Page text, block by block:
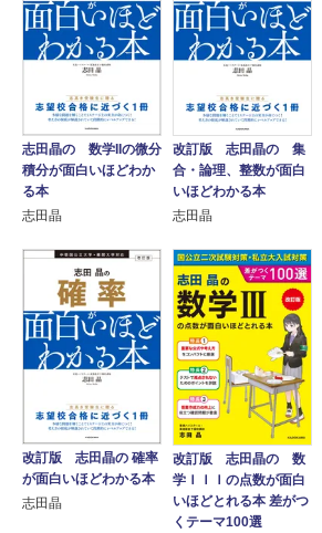
志田晶の 数学IIの微分
積分が面白いほどわか
る本
志田晶
改訂版 志田晶の 集
合・論理、整数が面白
いほどわかる本
志田晶
改訂版 志田晶の 確率
が面白いほどわかる本
志田晶
改訂版 志田晶の 数
学ＩＩＩの点数が面白
いほどとれる本 差がつ
くテーマ100選